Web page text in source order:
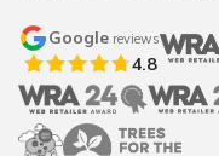
Google reviews
4.8